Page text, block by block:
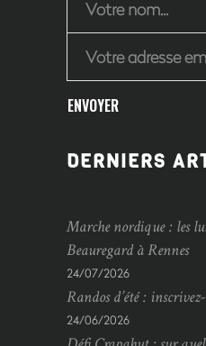
ENVOYER
DERNIERS
Marche nordique : les
Beauregard à Rennes
24/07/2026
Randos d’été :
24/06/2026